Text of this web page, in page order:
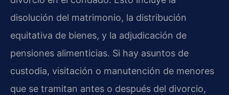
disolución del matrimonio, la distribución
equitativa de bienes, y la adjudicación de
pensiones alimenticias. Si hay asuntos de
custodia, visitación o manutención de menores
que se tramitan antes o después del divorcio,